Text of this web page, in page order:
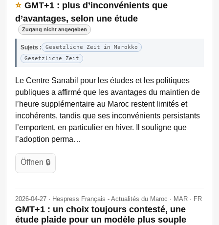
⭐ GMT+1 : plus d’inconvénients que
d’avantages, selon une étude
Zugang nicht angegeben
Sujets :
Gesetzliche Zeit in Marokko
Gesetzliche Zeit
Le Centre Sanabil pour les études et les politiques
publiques a affirmé que les avantages du maintien de
l’heure supplémentaire au Maroc restent limités et
incohérents, tandis que ses inconvénients persistants
l’emportent, en particulier en hiver. Il souligne que
l’adoption perma…
Öffnen 🔒
2026-04-27 · Hespress Français - Actualités du Maroc · MAR · FR
GMT+1 : un choix toujours contesté, une
étude plaide pour un modèle plus souple